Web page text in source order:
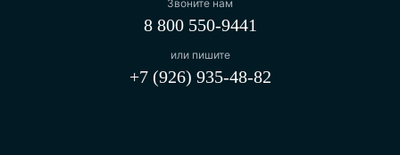
Звоните нам
8 800 550-9441
или пишите
+7 (926) 935-48-82